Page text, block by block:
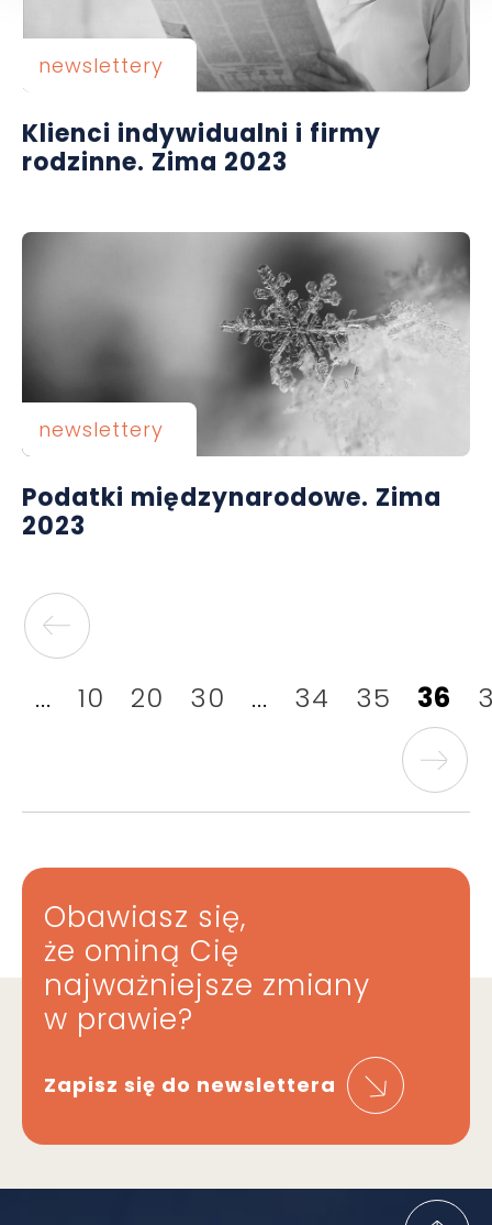
newslettery
Klienci indywidualni i firmy
rodzinne. Zima 2023
newslettery
Podatki międzynarodowe. Zima
2023
... 10 20 30 ... 34 35 36
Obawiasz się,
że ominą Cię
najważniejsze zmiany
w prawie?
Zapisz się do newslettera